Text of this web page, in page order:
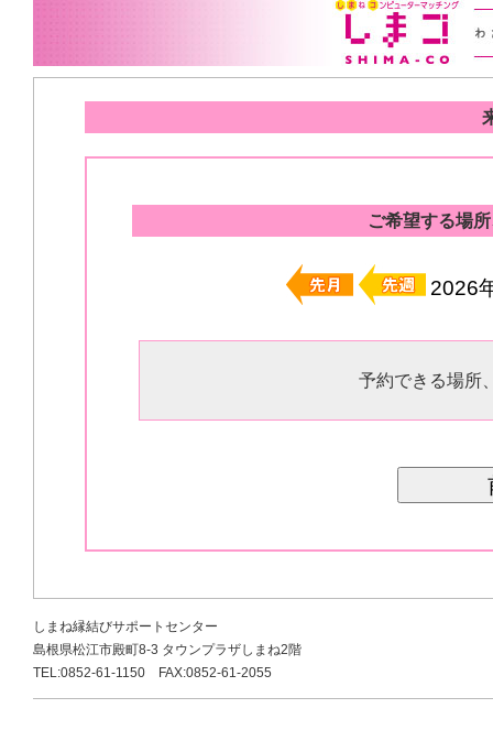
ご希望する場
2026
予約できる場所
しまね縁結びサポートセンター
島根県松江市殿町8-3 タウンプラザしまね2階
TEL:0852-61-1150 FAX:0852-61-2055